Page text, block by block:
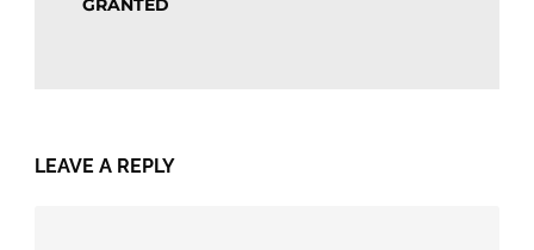
GRANTED
LEAVE A REPLY